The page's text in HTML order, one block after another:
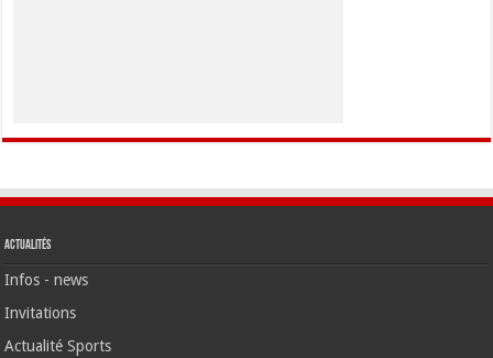
Actualités
Infos - news
Invitations
Actualité Sports